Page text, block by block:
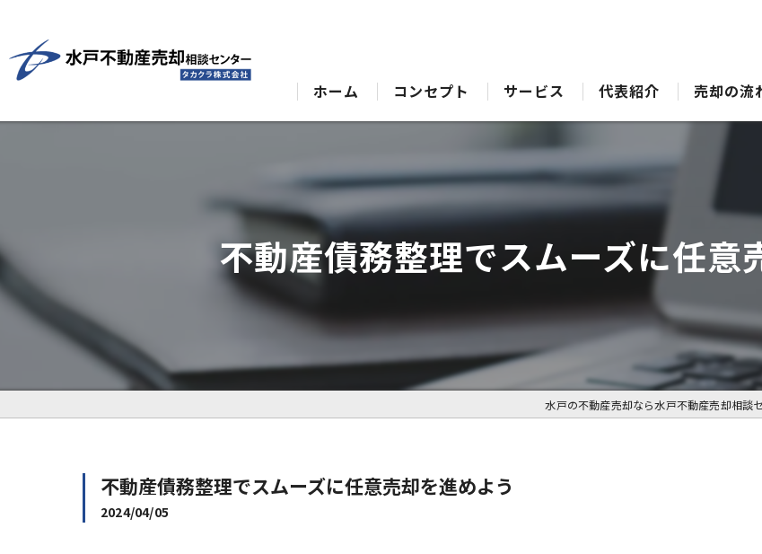
ホーム コンセプト
水戸の不動産売却･水戸不動産売却相談センターのサポート
水戸の不動産売却･水戸不動産売却相談センターの最適なアドバ
サービス 代表紹介 売却の流
不動産債務整理でスムーズに任意
水戸の不動産売却なら水戸不動産売却相談
不動産債務整理でスムーズに任意売却を進めよう
2024/04/05